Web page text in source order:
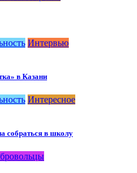
Интервью
в Казани
Интересное
собраться в школу